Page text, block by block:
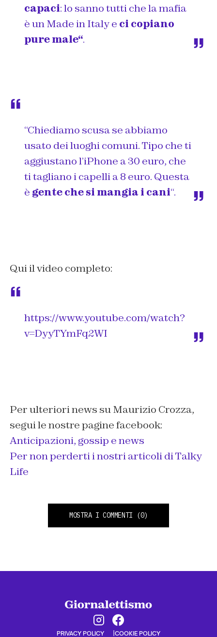
capaci: lo sanno tutti che la mafia
è un Made in Italy e ci copiano
pure male“.
“Chiediamo scusa se abbiamo
usato dei luoghi comuni. Tipo che ti
aggiustano l’iPhone a 30 euro, che
ti tagliano i capelli a 8 euro. Questa
è gente che si mangia i cani“.
Qui il video completo:
https://www.youtube.com/watch?
v=DyyTYmFq2WI
Per ulteriori news su Maurizio Crozza,
segui le nostre pagine facebook:
Anticipazioni, gossip e news
Per non perderti i nostri articoli di Talky
Life
MOSTRA I COMMENTI (0)
PRIVACY POLICY COOKIE POLICY